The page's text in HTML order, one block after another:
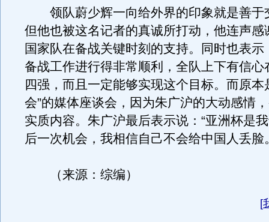
领队蔚少辉一向给外界的印象就是善于
但他也被这名记者的真诚所打动，他连声感
国家队在备战关键时刻的支持。同时也表示
备战工作进行得非常顺利，全队上下有信心
四强，而且一定能够实现这个目标。而原本
会”的媒体座谈会，因为朱广沪的大动感情
实质内容。朱广沪最后表示说：“亚洲杯是
后一次机会，我相信自己不会给中国人丢脸
（来源：综编）
[